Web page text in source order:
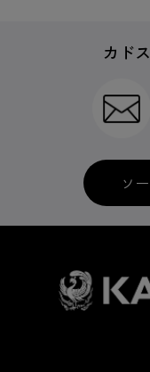
カド
ソ